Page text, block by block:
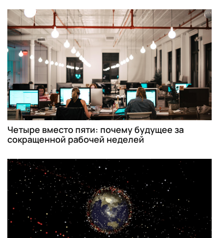
Четыре вместо пяти: почему будущее за
сокращенной рабочей неделей